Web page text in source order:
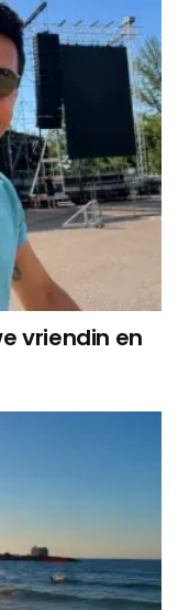
vriendin en